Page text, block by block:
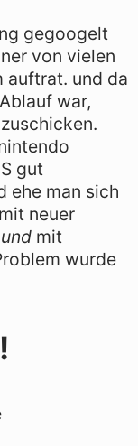
gegoogelt
von vielen
auftrat. und da
war,
gut
ehe man sich
neuer
und mit
wurde